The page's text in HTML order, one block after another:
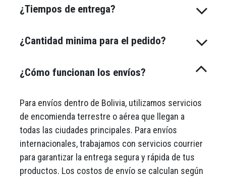
¿Tiempos de entrega?
¿Cantidad minima para el pedido?
¿Cómo funcionan los envíos?
Para envíos dentro de Bolivia, utilizamos servicios
de encomienda terrestre o aérea que llegan a
todas las ciudades principales. Para envíos
internacionales, trabajamos con servicios courrier
para garantizar la entrega segura y rápida de tus
productos. Los costos de envío se calculan según